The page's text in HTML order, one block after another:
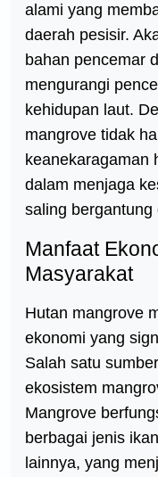
alami yang
daerah pesisir.
bahan pencemar
mengurangi
kehidupan laut.
mangrove tidak
keanekaragaman
dalam menjaga
saling
Manfaat
Masyarakat
Hutan mangrove
ekonomi yang
Salah satu
ekosistem
Mangrove
berbagai jenis
lainnya, yang